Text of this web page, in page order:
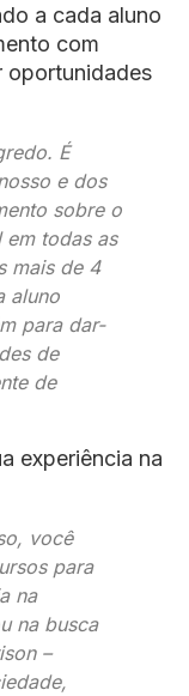
a cada aluno
com
oportunidades
É
e dos
sobre o
todas as
mais de 4
aluno
para dar-
de
de
experiência na
você
para
na
na busca
–